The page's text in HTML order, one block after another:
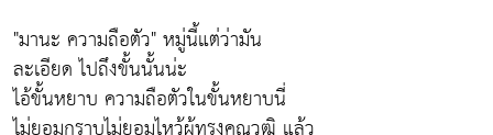
"มานะ ความถือตัว" หมู่นี้แต่ว่ามัน
ละเอียด ไปถึงขั้นนั้นน่ะ
ไอ้ขั้นหยาบ ความถือตัวในขั้นหยาบนี่